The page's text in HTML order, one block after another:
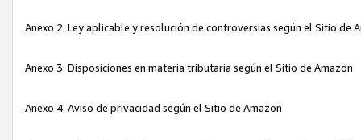
Anexo 2: Ley aplicable y resolución de controversias según el Sitio de
Anexo 3: Disposiciones en materia tributaria según el Sitio de Amazon
Anexo 4: Aviso de privacidad según el Sitio de Amazon